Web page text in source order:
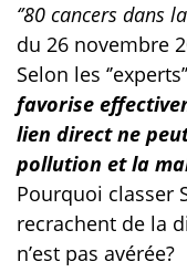
‘’80 cancers dans
du 26 novembre
Selon les
favorise
lien direct ne
pollution et la
Pourquoi classer
recrachent de la
n’est pas avérée?